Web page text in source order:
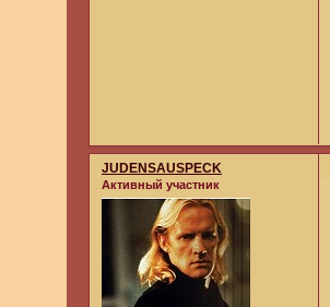
JUDENSAUSPECK
Активный участник